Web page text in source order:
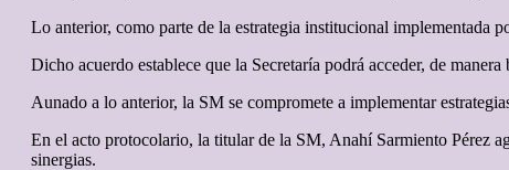
Lo anterior, como parte de la estrategia institucional implementada
Dicho acuerdo establece que la Secretaría podrá acceder, de
Aunado a lo anterior, la SM se compromete a implementar
En el acto protocolario, la titular de la SM, Anahí Sarmiento Pérez
sinergias.